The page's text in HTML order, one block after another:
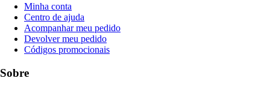
Minha conta
Centro de ajuda
Acompanhar meu pedido
Devolver meu pedido
Códigos promocionais
Sobre